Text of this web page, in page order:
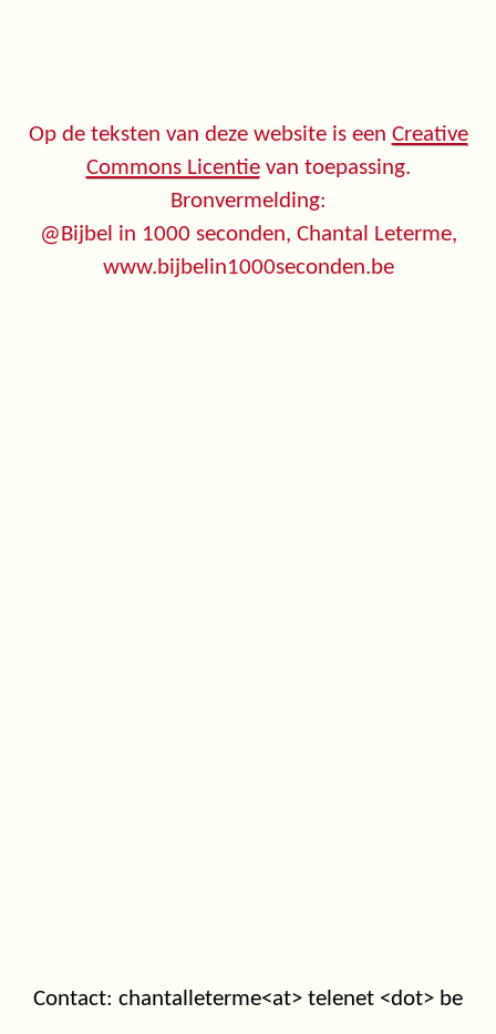
Op de teksten van deze website is een Creative
Commons Licentievan toepassing.
Bronvermelding:
@Bijbel in 1000 seconden, Chantal Leterme,
www.bijbelin1000seconden.be
Contact: chantalleterme<at> telenet <dot> be